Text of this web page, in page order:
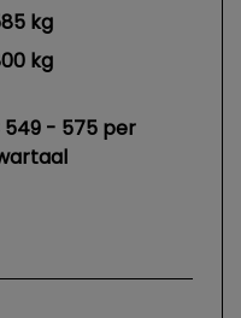
kg
kg
- 575 per